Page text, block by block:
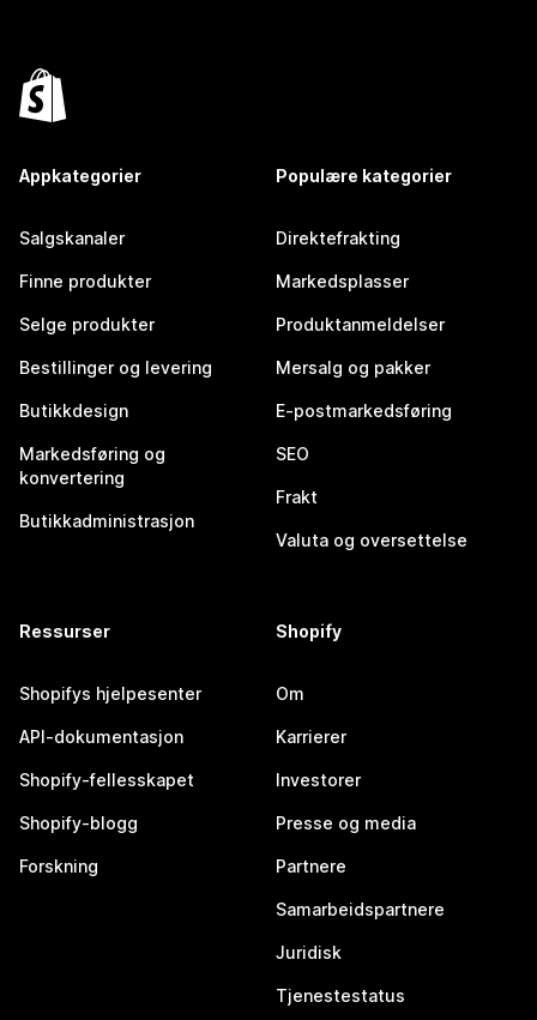
Appkategorier
Salgskanaler
Finne produkter
Selge produkter
Bestillinger og levering
Butikkdesign
Markedsføring og
konvertering
Butikkadministrasjon
Populære kategorier
Direktefrakting
Markedsplasser
Produktanmeldelser
Mersalg og pakker
E-postmarkedsføring
SEO
Frakt
Valuta og oversettelse
Ressurser
Shopifys hjelpesenter
API-dokumentasjon
Shopify-fellesskapet
Shopify-blogg
Forskning
Shopify
Om
Karrierer
Investorer
Presse og media
Partnere
Samarbeidspartnere
Juridisk
Tjenestestatus